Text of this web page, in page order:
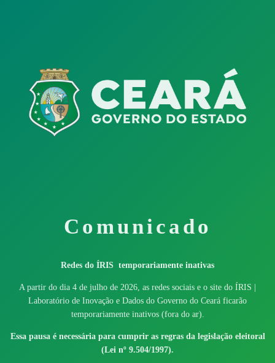
Comunicado
Redes do ÍRIS temporariamente inativas
A partir do dia 4 de julho de 2026, as redes sociais e o site do ÍRIS |
Laboratório de Inovação e Dados do Governo do Ceará ficarão
temporariamente inativos (fora do ar).
Essa pausa é necessária para cumprir as regras da legislação eleitoral
(Lei nº 9.504/1997).